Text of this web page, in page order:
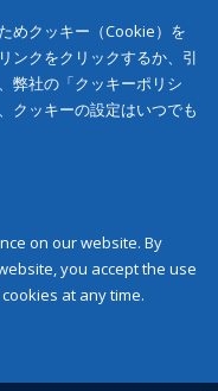
めクッキー（Cookie）を
ンクをクリックするか、引
弊社の「クッキーポリシ
クッキーの設定はいつでも
on our website. By
you accept the use
at any time.